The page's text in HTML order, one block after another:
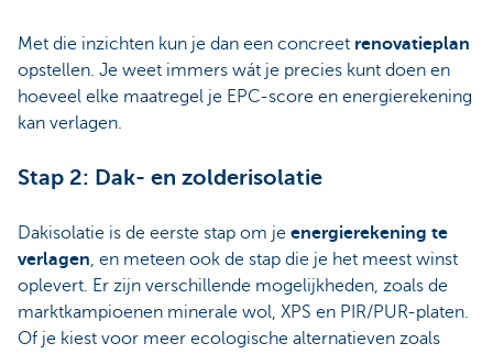
Met die inzichten kun je dan een concreet renovatieplan
opstellen. Je weet immers wát je precies kunt doen en
hoeveel elke maatregel je EPC-score en energierekening
kan verlagen.
Stap 2: Dak- en zolderisolatie
Dakisolatie is de eerste stap om je energierekening te
verlagen, en meteen ook de stap die je het meest winst
oplevert. Er zijn verschillende mogelijkheden, zoals de
marktkampioenen minerale wol, XPS en PIR/PUR-platen.
Of je kiest voor meer ecologische alternatieven zoals